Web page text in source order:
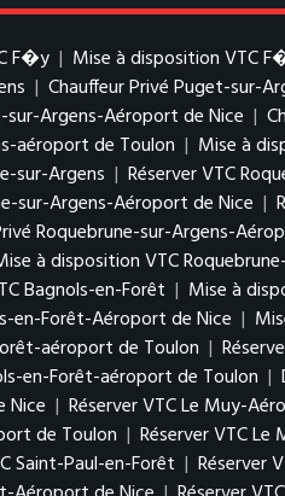
F�y | Mise à disposition VTC
| Chauffeur Privé Puget-sur-
Argens-Aéroport de Nice |
aéroport de Toulon | Mise à
sur-Argens | Réserver VTC
sur-Argens-Aéroport de Nice |
Roquebrune-sur-Argens-
à disposition VTC
Bagnols-en-Forêt | Mise à
en-Forêt-Aéroport de Nice |
aéroport de Toulon |
en-Forêt-aéroport de Toulon |
Nice | Réserver VTC Le Muy-
de Toulon | Réserver VTC
Saint-Paul-en-Forêt | Réserver